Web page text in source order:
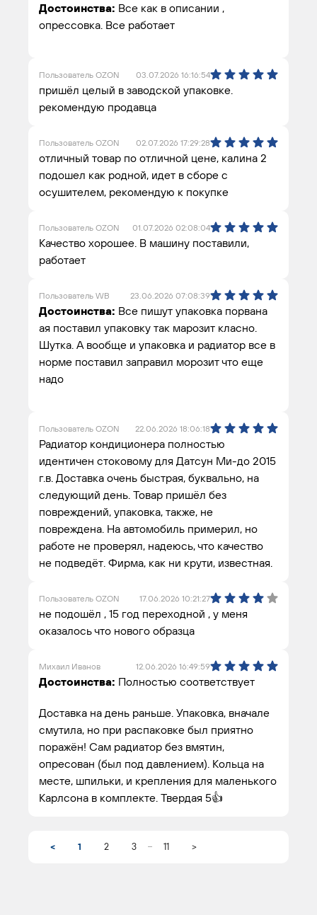
Достоинства: Все как в описании ,
опрессовка. Все работает
Пользователь OZON 03.07.2026 16:16:54
пришёл целый в заводской упаковке.
рекомендую продавца
Пользователь OZON 02.07.2026 17:29:28
отличный товар по отличной цене, калина 2
подошел как родной, идет в сборе с
осушителем, рекомендую к покупке
Пользователь OZON 01.07.2026 02:08:04
Качество хорошее. В машину поставили,
работает
Пользователь WB 23.06.2026 07:08:39
Достоинства: Все пишут упаковка порвана
ая поставил упаковку так марозит класно.
Шутка. А вообще и упаковка и радиатор все в
норме поставил заправил морозит что еще
надо
Пользователь OZON 22.06.2026 18:06:18
Радиатор кондиционера полностью
идентичен стоковому для Датсун Ми-до 2015
г.в. Доставка очень быстрая, буквально, на
следующий день. Товар пришёл без
повреждений, упаковка, также, не
повреждена. На автомобиль примерил, но
работе не проверял, надеюсь, что качество
не подведёт. Фирма, как ни крути, известная.
Пользователь OZON 17.06.2026 10:21:27
не подошёл , 15 год переходной , у меня
оказалось что нового образца
Михаил Иванов 12.06.2026 16:49:59
Достоинства: Полностью соответствует
Доставка на день раньше. Упаковка, вначале
смутила, но при распаковке был приятно
поражён! Сам радиатор без вмятин,
опресован (был под давлением). Кольца на
месте, шпильки, и крепления для маленького
Карлсона в комплекте. Твердая 5👍
< 1 2 3 11 >